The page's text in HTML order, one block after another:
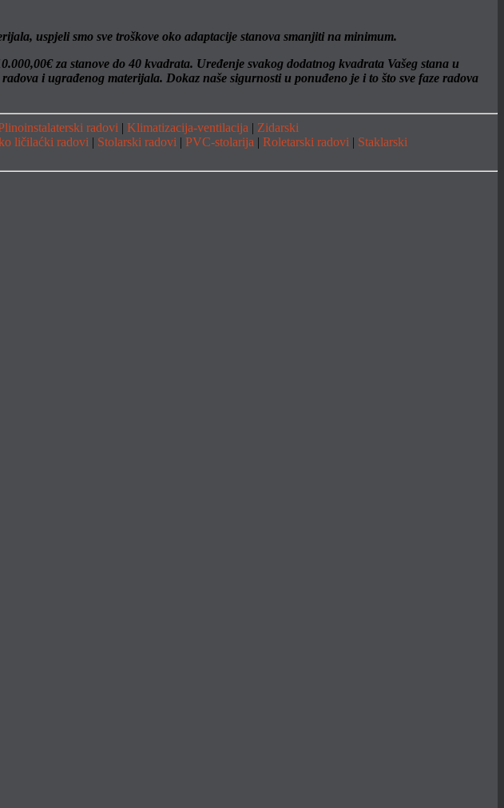
uspjeli smo sve troškove oko adaptacije stanova smanjiti na minimum.
za stanove do 40 kvadrata. Uređenje svakog dodatnog kvadrata Vašeg stana u
i ugrađenog materijala. Dokaz naše sigurnosti u ponuđeno je i to što sve faze radova
radovi | Klimatizacija-ventilacija | Zidarski
ličilaćki radovi | Stolarski radovi | PVC-stolarija | Roletarski radovi | Staklarski